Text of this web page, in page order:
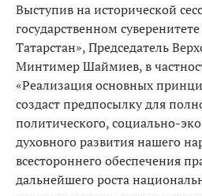
Выступив на исторической
государственном
Татарстан», Председатель
Минтимер Шаймиев, в
«Реализация основных
создаст предпосылку для
политического, социально-
духовного развития нашего
всестороннего обеспечения
дальнейшего роста